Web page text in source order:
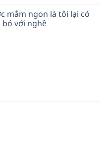
mắm ngon là tôi lại có
với nghề